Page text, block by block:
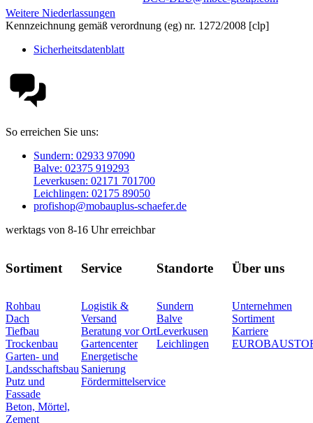
Weitere Niederlassungen
Kennzeichnung gemäß verordnung (eg) nr. 1272/2008 [clp]
Sicherheitsdatenblatt
So erreichen Sie uns:
Sundern: 02933 97090
Balve: 02375 919293
Leverkusen: 02171 701700
Leichlingen: 02175 89050
profishop@mobauplus-schaefer.de
werktags von 8-16 Uhr erreichbar
Sortiment
Rohbau
Dach
Tiefbau
Trockenbau
Garten- und
Landsschaftsbau
Putz und
Fassade
Beton, Mörtel,
Zement
Service
Logistik &
Versand
Beratung vor Ort
Gartencenter
Energetische
Sanierung
Fördermittelservice
Standorte
Sundern
Balve
Leverkusen
Leichlingen
Über uns
Unternehmen
Sortiment
Karriere